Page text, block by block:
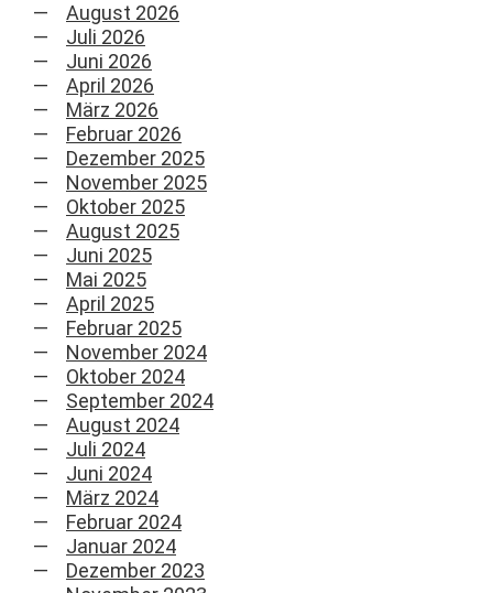
August 2026
Juli 2026
Juni 2026
April 2026
März 2026
Februar 2026
Dezember 2025
November 2025
Oktober 2025
August 2025
Juni 2025
Mai 2025
April 2025
Februar 2025
November 2024
Oktober 2024
September 2024
August 2024
Juli 2024
Juni 2024
März 2024
Februar 2024
Januar 2024
Dezember 2023